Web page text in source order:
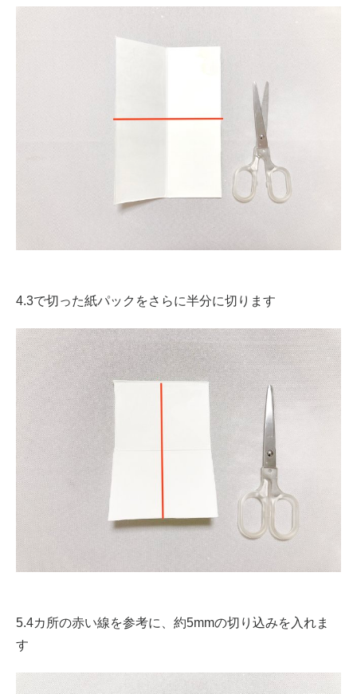
4.3で切った紙パックをさらに半分に切ります
5.4カ所の赤い線を参考に、約5mmの切り込みを入れま
す